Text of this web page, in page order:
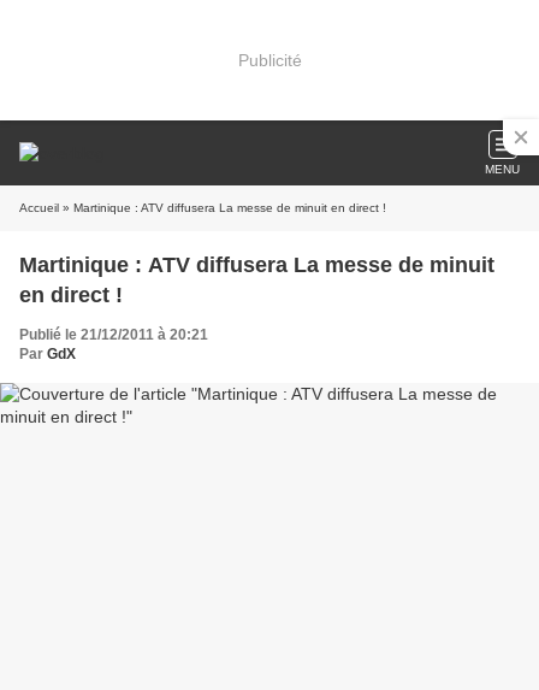
Publicité
MENU
Accueil » Martinique : ATV diffusera La messe de minuit en direct !
Martinique : ATV diffusera La messe de minuit
en direct !
Publié le 21/12/2011 à 20:21
Par GdX